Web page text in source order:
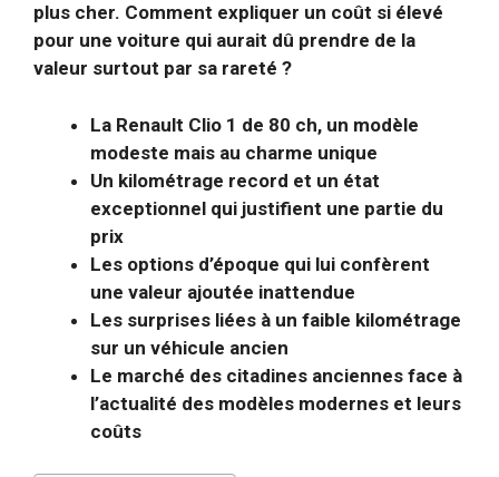
plus cher. Comment expliquer un coût si élevé
pour une voiture qui aurait dû prendre de la
valeur surtout par sa rareté ?
La Renault Clio 1 de 80 ch, un modèle
modeste mais au charme unique
Un kilométrage record et un état
exceptionnel qui justifient une partie du
prix
Les options d’époque qui lui confèrent
une valeur ajoutée inattendue
Les surprises liées à un faible kilométrage
sur un véhicule ancien
Le marché des citadines anciennes face à
l’actualité des modèles modernes et leurs
coûts